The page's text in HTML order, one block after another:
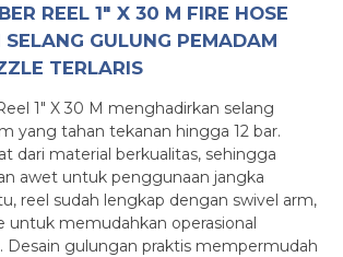
REEL 1″ X 30 M FIRE HOSE
GULUNG PEMADAM
TERLARIS
1″ X 30 M menghadirkan selang
yang tahan tekanan hingga 12 bar.
dari material berkualitas, sehingga
awet untuk penggunaan jangka
reel sudah lengkap dengan swivel arm,
untuk memudahkan operasional
Desain gulungan praktis mempermudah